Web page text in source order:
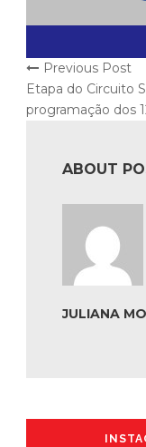
Previous Post
Etapa do Circuito
programação dos
ABOUT
JULIANA